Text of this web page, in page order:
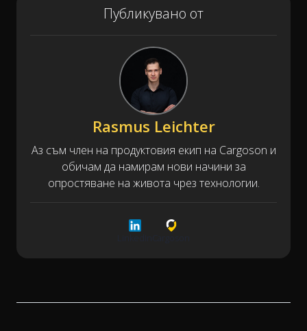
Публикувано от
Rasmus Leichter
Аз съм член на продуктовия екип на Cargoson и
обичам да намирам нови начини за
опростяване на живота чрез технологии.